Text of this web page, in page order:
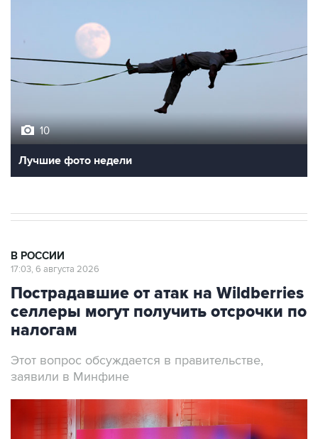
10
Лучшие фото недели
В РОССИИ
17:03, 6 августа 2026
Пострадавшие от атак на Wildberries
селлеры могут получить отсрочки по
налогам
Этот вопрос обсуждается в правительстве,
заявили в Минфине